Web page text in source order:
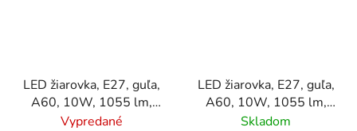
LED žiarovka, E27, guľa,
A60, 10W, 1055 lm,
2700K (MF), OSRAM
Vypredané
LED žiarovka, E27, guľa,
A60, 10W, 1055 lm,
4000K (HF), OSRAM
Skladom